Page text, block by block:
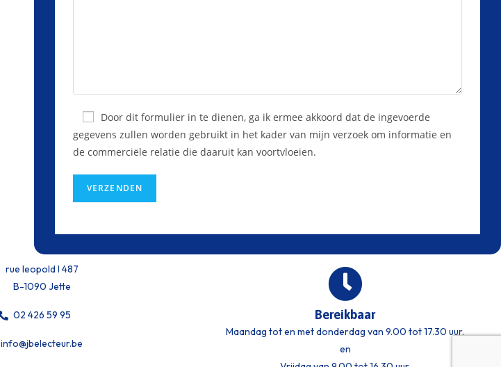
Door dit formulier in te dienen, ga ik ermee akkoord dat de ingevoerde
gegevens zullen worden gebruikt in het kader van mijn verzoek om informatie en
de commerciële relatie die daaruit kan voortvloeien.
rue leopold I 487
B-1090 Jette
02 426 59 95
info@jbelecteur.be
Bereikbaar
Maandag tot en met donderdag van 9.00 tot 17.30 uur.
en